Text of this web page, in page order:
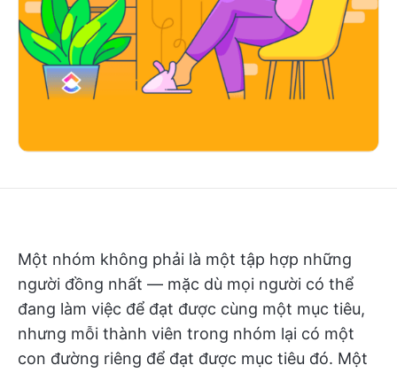
Một nhóm không phải là một tập hợp những
người đồng nhất — mặc dù mọi người có thể
đang làm việc để đạt được cùng một mục tiêu,
nhưng mỗi thành viên trong nhóm lại có một
con đường riêng để đạt được mục tiêu đó. Một